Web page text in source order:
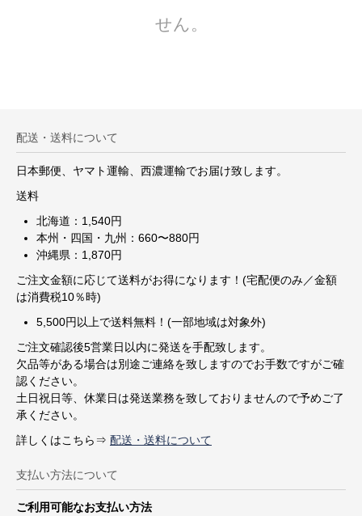
せん。
配送・送料について
日本郵便、ヤマト運輸、西濃運輸でお届け致します。
送料
北海道：1,540円
本州・四国・九州：660〜880円
沖縄県：1,870円
ご注文金額に応じて送料がお得になります！(宅配便のみ／金額
は消費税10％時)
5,500円以上で送料無料！(一部地域は対象外)
ご注文確認後5営業日以内に発送を手配致します。
欠品等がある場合は別途ご連絡を致しますのでお手数ですがご確
認ください。
土日祝日等、休業日は発送業務を致しておりませんので予めご了
承ください。
詳しくはこちら⇒ 配送・送料について
支払い方法について
ご利用可能なお支払い方法